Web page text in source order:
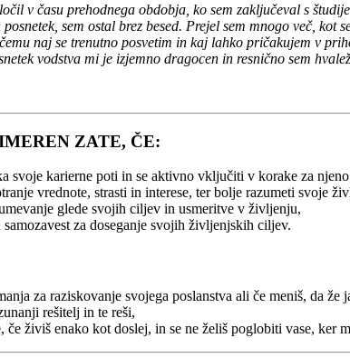
v času prehodnega obdobja, ko sem zaključeval s
sem ostal brez besed. Prejel sem mnogo več,
naj se trenutno posvetim in kaj lahko pričakujem v
vodstva mi je izjemno dragocen in resnično sem
ZATE, ČE:
svoje karierne poti in se aktivno vključiti v korake za
vrednote, strasti in interese, ter bolje razumeti svoje
glede svojih ciljev in usmeritve v življenju,
za doseganje svojih življenjskih ciljev.
za raziskovanje svojega poslanstva ali če meniš, da že
rešitelj in te reši,
če živiš enako kot doslej, in se ne želiš poglobiti vase, ker